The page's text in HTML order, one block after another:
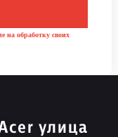
на обработку своих
улица